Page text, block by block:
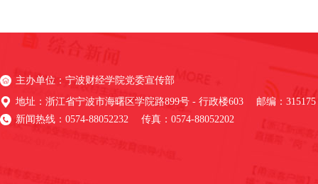
主办单位：宁波财经学院党委宣传部
地址：浙江省宁波市海曙区学院路899号 - 行政楼603 邮编：315175
新闻热线：0574-88052232 传真：0574-88052202